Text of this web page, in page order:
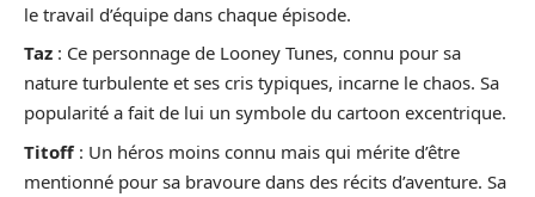
le travail d’équipe dans chaque épisode.
Taz : Ce personnage de Looney Tunes, connu pour sa
nature turbulente et ses cris typiques, incarne le chaos. Sa
popularité a fait de lui un symbole du cartoon excentrique.
Titoff: Un héros moins connu mais qui mérite d’être
mentionné pour sa bravoure dans des récits d’aventure. Sa